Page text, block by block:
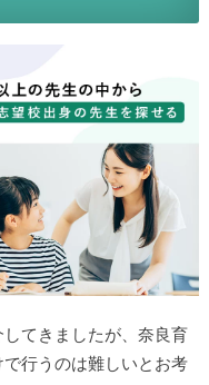
てきましたが、奈良育
行うのは難しいとお考